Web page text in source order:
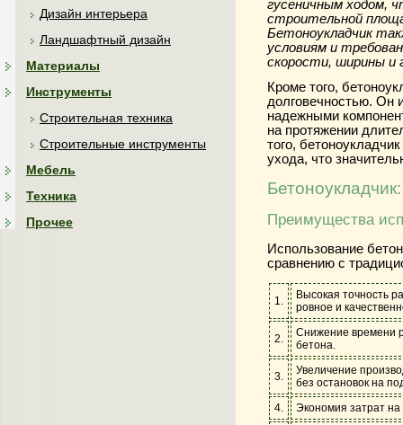
Дизайн интерьера
Ландшафтный дизайн
Материалы
Инструменты
Строительная техника
Строительные инструменты
Мебель
Техника
Прочее
гусеничным ходом,
строительной
Бетоноукладчик
условиям и
скорости, ширины и
Кроме того,
долговечностью. Он
надежными
на протяжении
того,
ухода, что
Преимущества
Использование
сравнению с
1.
Высокая точность
ровное и
2.
Снижение времени
бетона.
3.
Увеличение
без остановок на
4.
Экономия затрат